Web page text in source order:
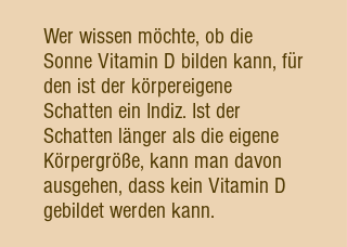
Wer wissen möchte, ob die
Sonne Vitamin D bilden kann, für
den ist der körpereigene
Schatten ein Indiz. Ist der
Schatten länger als die eigene
Körpergröße, kann man davon
ausgehen, dass kein Vitamin D
gebildet werden kann.